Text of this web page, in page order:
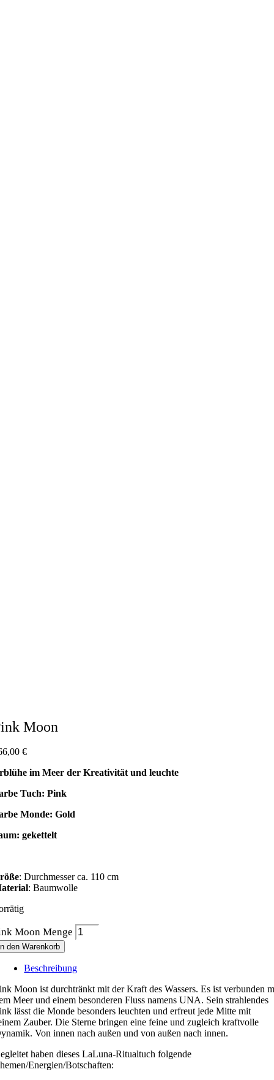
Moon
€
im Meer der Kreativität und leuchte
Tuch: Pink
Monde: Gold
gekettelt
: Durchmesser ca. 110 cm
: Baumwolle
Moon Menge
den Warenkorb
Beschreibung
Moon ist durchtränkt mit der Kraft des Wassers. Es ist verbunden
Meer und einem besonderen Fluss namens UNA. Sein strahlendes
lässt die Monde besonders leuchten und erfreut jede Mitte mit
Zauber. Die Sterne bringen eine feine und zugleich kraftvolle
Von innen nach außen und von außen nach innen.
haben dieses LaLuna-Ritualtuch folgende
Energien/Botschaften: